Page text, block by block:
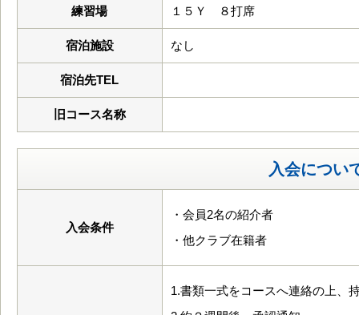
練習場 １５Ｙ ８打席
宿泊施設 なし
宿泊先TEL
旧コース名称
入会につい
入会条件
・会員2名の紹介者
・他クラブ在籍者
1.書類一式をコースへ連絡の上、